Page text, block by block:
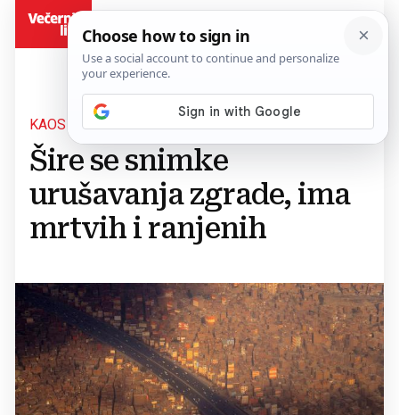
KAOS U KAIRU
Šire se snimke
urušavanja zgrade, ima
mrtvih i ranjenih